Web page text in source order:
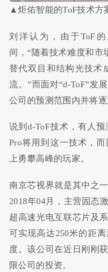
▲炬佑智能的ToF技术方
刘洋认为，由于ToF
间，“随着技术难度和市
替代双目和结构光技术
流。”而面对“d-ToF”发
公司的预测范围内并将逐
说到d-ToF技术，有人
Pro将用到这一技术，
上勇攀高峰的玩家。
南京芯视界就是其中之
2018年04月，主营固态
超高速光电互联芯片及
可实现高达250米的距
度。该公司在近日刚刚
限公司的投资。